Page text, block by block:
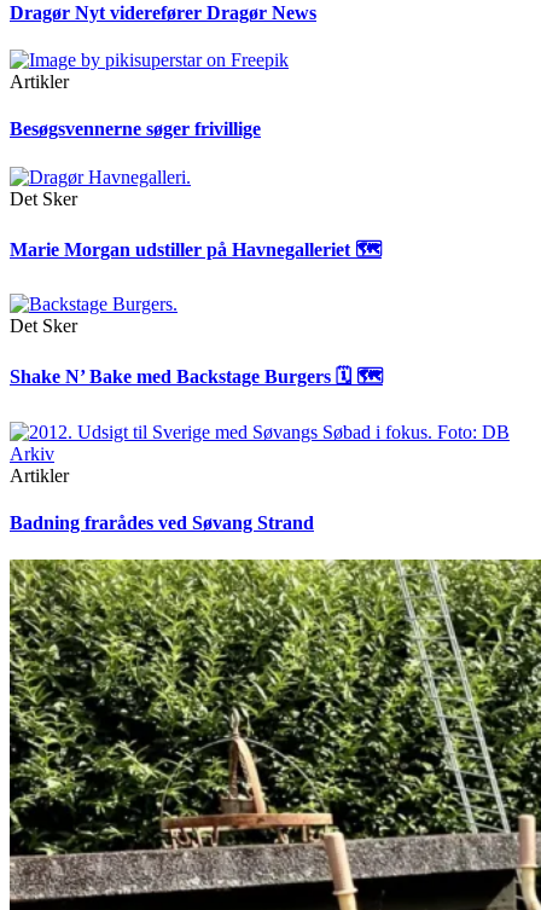
Dragør Nyt viderefører Dragør News
Artikler
Besøgsvennerne søger frivillige
Det Sker
Marie Morgan udstiller på Havnegalleriet 🗺
Det Sker
Shake N’ Bake med Backstage Burgers 🗓 🗺
Artikler
Badning frarådes ved Søvang Strand